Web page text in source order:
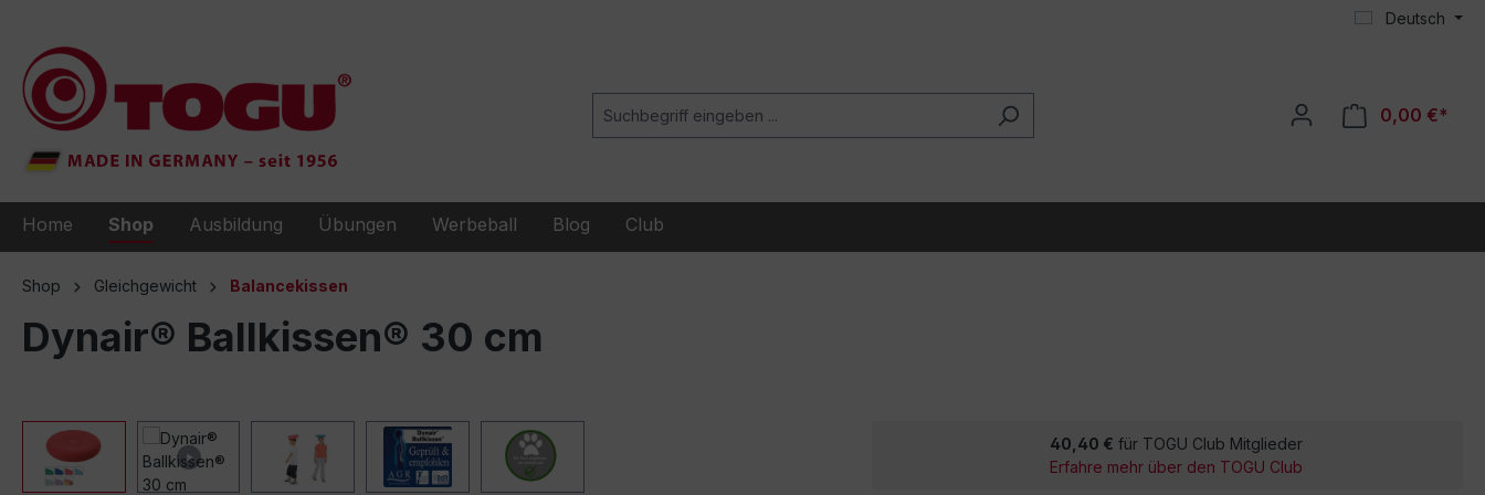
Deutsch
0,00 €*
Home Shop Ausbildung Übungen Werbeball Blog Club
Shop Gleichgewicht Balancekissen
Dynair® Ballkissen® 30 cm
40,40 € für TOGU Club Mitglieder
Erfahre mehr über den TOGU Club